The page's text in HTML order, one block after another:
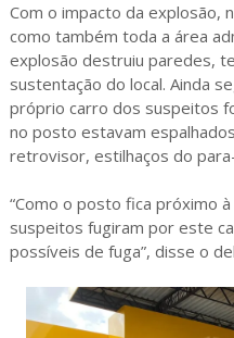
Com o impacto da explosão,
como também toda a área
explosão destruiu paredes,
sustentação do local. Ainda
próprio carro dos suspeitos
no posto estavam
retrovisor, estilhaços do
“Como o posto fica próximo
suspeitos fugiram por este
possíveis de fuga”, disse o